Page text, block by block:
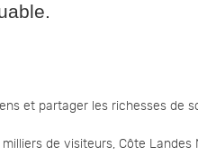
et partager les richesses
de visiteurs, Côte